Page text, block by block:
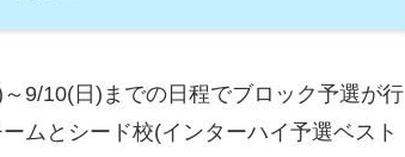
9/10(日)までの日程でブロック予選が行
ムとシード校(インターハイ予選ベスト